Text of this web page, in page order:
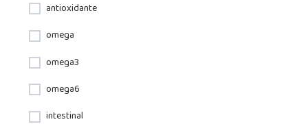
antioxidante
omega
omega3
omega6
intestinal